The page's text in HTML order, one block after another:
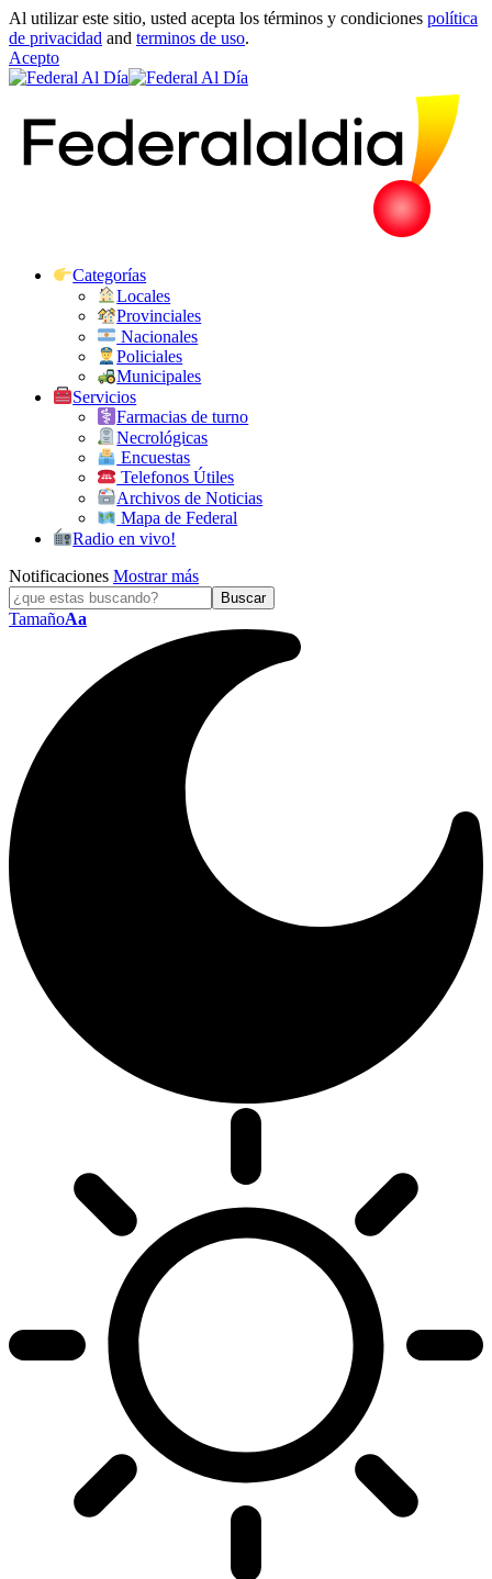
Al utilizar este sitio, usted acepta los términos y condiciones política
de privacidad and terminos de uso.
Acepto
Categorías
Locales
Provinciales
Nacionales
Policiales
Municipales
Servicios
Farmacias de turno
Necrológicas
Encuestas
Telefonos Útiles
Archivos de Noticias
Mapa de Federal
Radio en vivo!
Notificaciones Mostrar más
TamañoAa